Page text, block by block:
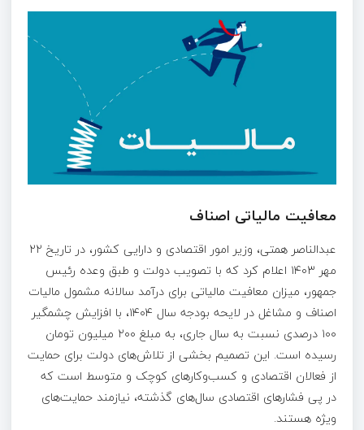
معافیت مالیاتی اصناف
عبدالناصر همتی، وزیر امور اقتصادی و دارایی کشور، در تاریخ ۲۲
مهر ۱۴۰۳ اعلام کرد که با تصویب دولت و طبق وعده رئیس
جمهور، میزان معافیت مالیاتی برای درآمد سالانه مشمول مالیات
اصناف و مشاغل در لایحه بودجه سال ۱۴۰۴، با افزایش چشمگیر
۱۰۰ درصدی نسبت به سال جاری، به مبلغ ۲۰۰ میلیون تومان
رسیده است. این تصمیم بخشی از تلاش‌های دولت برای حمایت
از فعالان اقتصادی و کسب‌وکارهای کوچک و متوسط است که
در پی فشارهای اقتصادی سال‌های گذشته، نیازمند حمایت‌های
ویژه هستند.